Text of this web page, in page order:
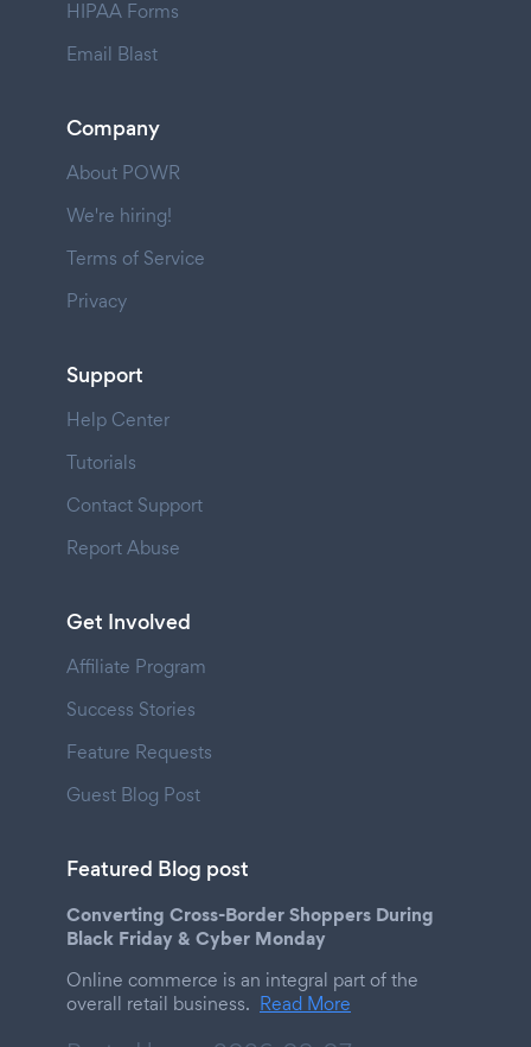
HIPAA Forms
Email Blast
Company
About POWR
We're hiring!
Terms of Service
Privacy
Support
Help Center
Tutorials
Contact Support
Report Abuse
Get Involved
Affiliate Program
Success Stories
Feature Requests
Guest Blog Post
Featured Blog post
Converting Cross-Border Shoppers During
Black Friday & Cyber Monday
Online commerce is an integral part of the
overall retail business. Read More